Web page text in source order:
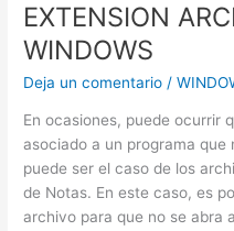
WEBS
PERO
DA
PING
A
IPS
EXTENSION
WINDOWS
Deja un comentario /
En ocasiones, puede ocurrir
asociado a un programa que
puede ser el caso de los
de Notas. En este caso, es
archivo para que no se abra